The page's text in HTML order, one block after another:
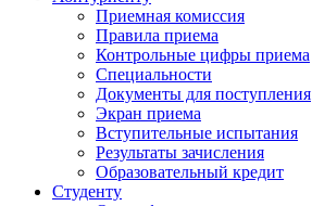
Приемная комиссия
Правила приема
Контрольные цифры приема
Специальности
Документы для поступления
Экран приема
Вступительные испытания
Результаты зачисления
Образовательный кредит
Студенту